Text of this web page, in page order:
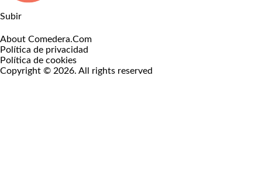
Subir
About Comedera.Com
Política de privacidad
Política de cookies
Copyright © 2026. All rights reserved